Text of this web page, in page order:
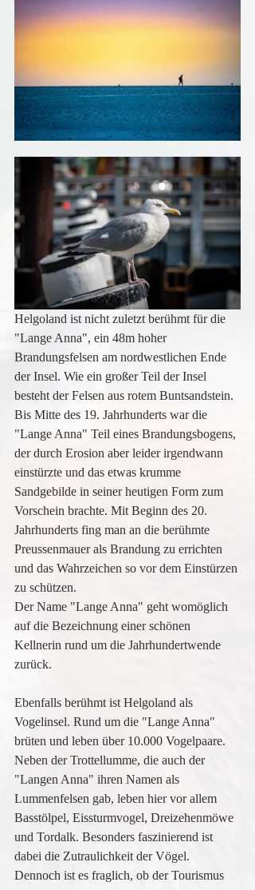
Helgoland ist nicht zuletzt berühmt für die
"Lange Anna", ein 48m hoher
Brandungsfelsen am nordwestlichen Ende
der Insel. Wie ein großer Teil der Insel
besteht der Felsen aus rotem Buntsandstein.
Bis Mitte des 19. Jahrhunderts war die
"Lange Anna" Teil eines Brandungsbogens,
der durch Erosion aber leider irgendwann
einstürzte und das etwas krumme
Sandgebilde in seiner heutigen Form zum
Vorschein brachte. Mit Beginn des 20.
Jahrhunderts fing man an die berühmte
Preussenmauer als Brandung zu errichten
und das Wahrzeichen so vor dem Einstürzen
zu schützen.
Der Name "Lange Anna" geht womöglich
auf die Bezeichnung einer schönen
Kellnerin rund um die Jahrhundertwende
zurück.
Ebenfalls berühmt ist Helgoland als
Vogelinsel. Rund um die "Lange Anna"
brüten und leben über 10.000 Vogelpaare.
Neben der Trottellumme, die auch der
"Langen Anna" ihren Namen als
Lummenfelsen gab, leben hier vor allem
Basstölpel, Eissturmvogel, Dreizehenmöwe
und Tordalk. Besonders faszinierend ist
dabei die Zutraulichkeit der Vögel.
Dennoch ist es fraglich, ob der Tourismus